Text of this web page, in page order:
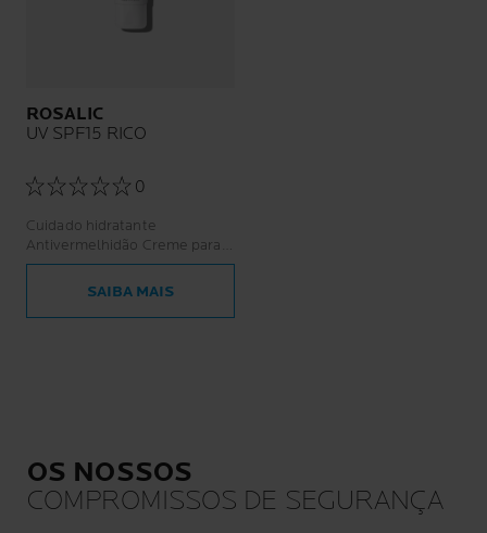
ROSALIC
UV SPF15 RICO
0
Cuidado hidratante
Antivermelhidão Creme para a
pele com tendência para a
rosácea couperose.
SAIBA MAIS
OS NOSSOS
COMPROMISSOS DE SEGURANÇA